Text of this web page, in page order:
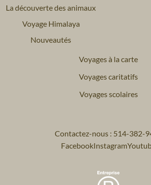
La découverte des animaux
Voyage Himalaya
Nouveautés
Voyages à la carte
Voyages caritatifs
Voyages scolaires
Contactez-nous : 514-382-
FacebookInstagram